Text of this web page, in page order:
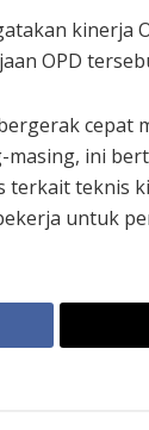
kinerja
OPD
masing, ini
terkait teknis
untuk